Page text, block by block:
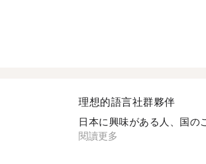
理想的語言社群夥伴
日本に興味がある人、国の
閱讀更多